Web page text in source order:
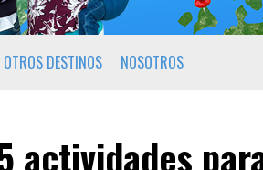
OTROS DESTINOS NOSOTROS
actividades